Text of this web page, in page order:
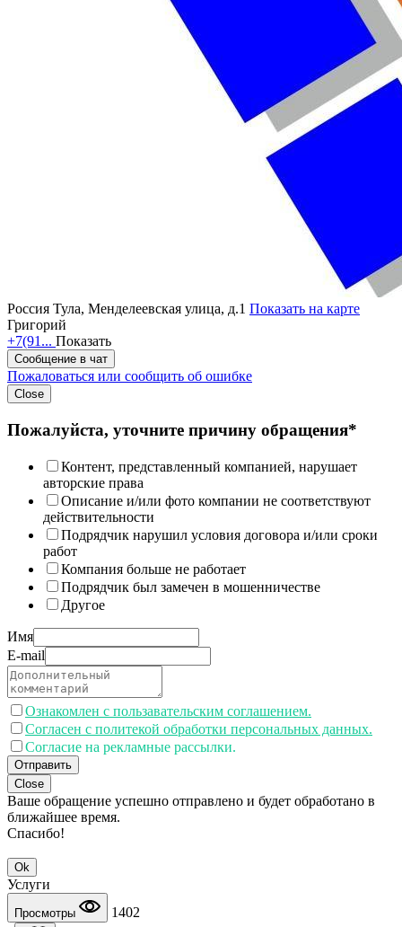
Россия Тула, Менделеевская улица, д.1 Показать на карте
Григорий
+7(91... Показать
Сообщение в чат
Пожаловаться или сообщить об ошибке
Close
Пожалуйста, уточните причину обращения*
Контент, представленный компанией, нарушает
авторские права
Описание и/или фото компании не соответствуют
действительности
Подрядчик нарушил условия договора и/или сроки
работ
Компания больше не работает
Подрядчик был замечен в мошенничестве
Другое
Имя
E-mail
Ознакомлен с пользавательским соглашением.
Согласен с политекой обработки персональных данных.
Согласие на рекламные рассылки.
Отправить
Close
Ваше обращение успешно отправлено и будет обработано в
ближайшее время.
Спасибо!
Ok
Услуги
Просмотры 1402